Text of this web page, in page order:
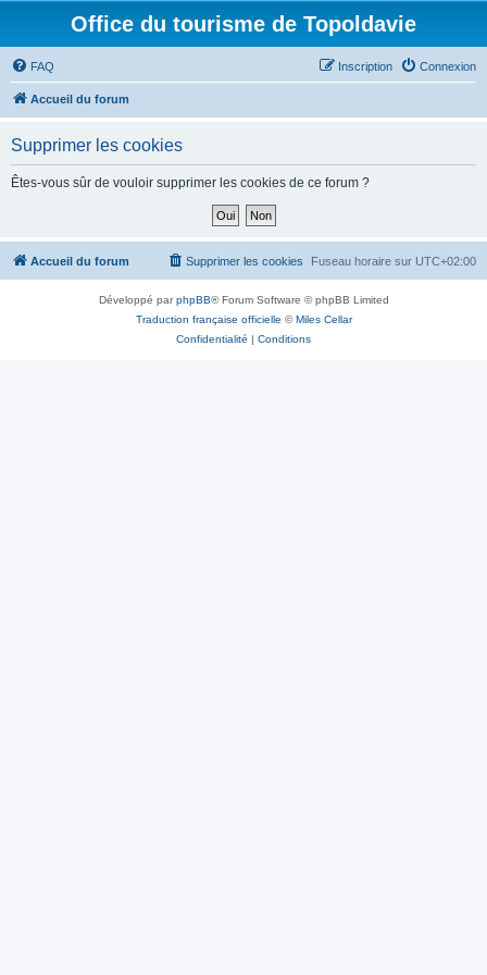
Office du tourisme de Topoldavie
FAQ Connexion
Inscription
Accueil du forum
Supprimer les cookies
Êtes-vous sûr de vouloir supprimer les cookies de ce forum ?
Accueil du forum Fuseau horaire sur UTC+02:00
Supprimer les cookies
Développé parphpBB® Forum Software © phpBB Limited
Traduction française officielle ©Miles Cellar
Confidentialité | Conditions